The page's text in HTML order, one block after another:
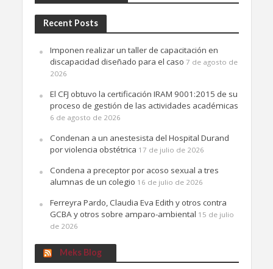
Recent Posts
Imponen realizar un taller de capacitación en
discapacidad diseñado para el caso 7 de agosto de
2026
El CFJ obtuvo la certificación IRAM 9001:2015 de su
proceso de gestión de las actividades académicas
6 de agosto de 2026
Condenan a un anestesista del Hospital Durand
por violencia obstétrica 17 de julio de 2026
Condena a preceptor por acoso sexual a tres
alumnas de un colegio 16 de julio de 2026
Ferreyra Pardo, Claudia Eva Edith y otros contra
GCBA y otros sobre amparo-ambiental 15 de julio
de 2026
Meks Blog